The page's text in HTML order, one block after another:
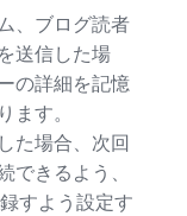
、ブログ読者
送信した場
の詳細を記憶
す。
た場合、次回
きるよう、
すよう設定す